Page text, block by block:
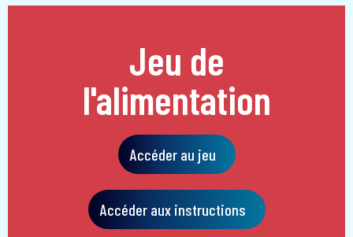
Jeu de
l'alimentation
Accéder au jeu
Accéder aux instructions